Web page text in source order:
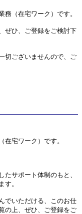
（在宅ワーク）です。
ぜひ、ご登録をご検討下
切ございませんので、ご
宅ワーク）です。
サポート体制のもと、
す。
でいただける、このお仕
の上、ぜひ、ご登録をご